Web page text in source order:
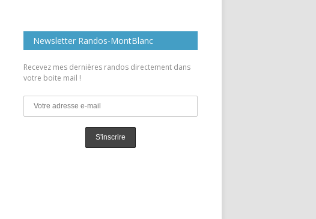
Newsletter Randos-MontBlanc
Recevez mes dernières randos directement dans
votre boite mail !